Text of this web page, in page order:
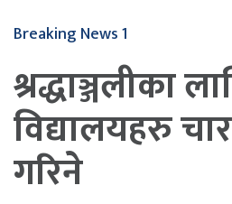
Breaking News 1
श्रद्धाञ्जलीका
विद्यालयहरु
गरिने